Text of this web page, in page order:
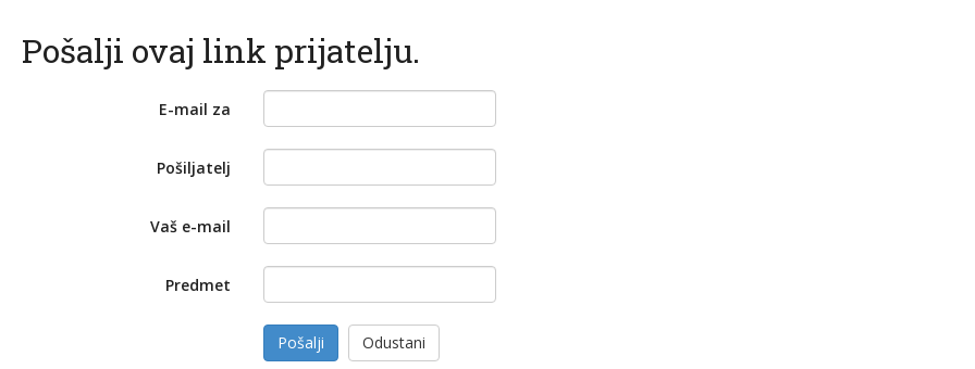
Pošalji ovaj link prijatelju.
E-mail za
Pošiljatelj
Vaš e-mail
Predmet
Pošalji Odustani